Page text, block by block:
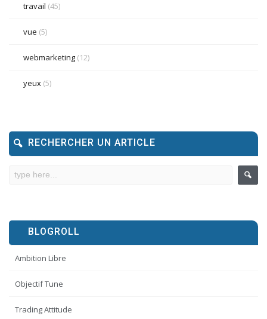
travail (45)
vue (5)
webmarketing (12)
yeux (5)
RECHERCHER UN ARTICLE
BLOGROLL
Ambition Libre
Objectif Tune
Trading Attitude